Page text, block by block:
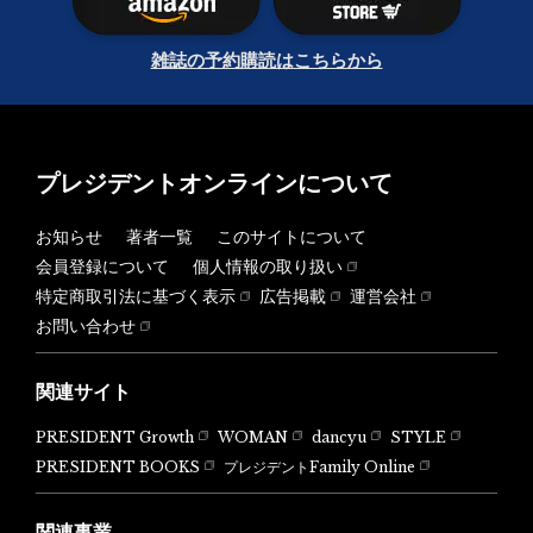
雑誌の予約購読はこちらから
プレジデントオンラインについて
お知らせ 著者一覧
このサイトについて
会員登録について
個人情報の取り扱い
特定商取引法に基づく表示
広告掲載
運営会社
お問い合わせ
関連サイト
PRESIDENT Growth WOMAN dancyu
STYLE
PRESIDENT BOOKS
プレジデントFamily Online